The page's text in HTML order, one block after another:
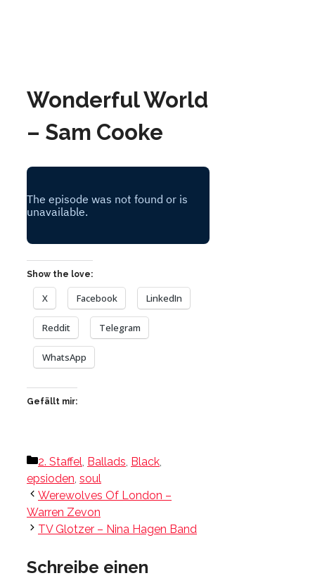
Wonderful World
– Sam Cooke
Show the love:
X Facebook LinkedIn
Reddit Telegram
WhatsApp
Gefällt mir:
Kategorien
2. Staffel, Ballads, Black,
epsioden, soul
Werewolves Of London –
Warren Zevon
TV Glotzer – Nina Hagen Band
Schreibe einen